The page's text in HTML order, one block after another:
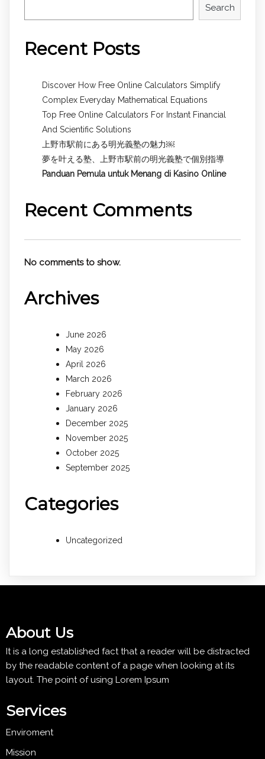
Search
Recent Posts
Discover How Free Online Calculators Simplify
Complex Everyday Mathematical Equations
Top Free Online Calculators For Instant Financial
And Scientific Solutions
上野市駅前にある明光義塾の魅力￼
夢を叶える塾、上野市駅前の明光義塾で個別指導
Panduan Pemula untuk Menang di Kasino Online
Recent Comments
No comments to show.
Archives
June 2026
May 2026
April 2026
March 2026
February 2026
January 2026
December 2025
November 2025
October 2025
September 2025
Categories
Uncategorized
About Us
It is a long established fact that a reader will be distracted
by the readable content of a page when looking at its
layout. The point of using Lorem Ipsum
Services
Enviroment
Mission